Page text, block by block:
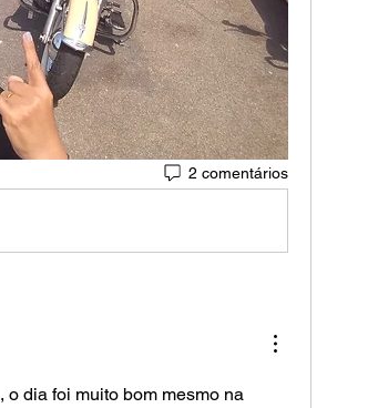
2 comentários
, o dia foi muito bom mesmo na